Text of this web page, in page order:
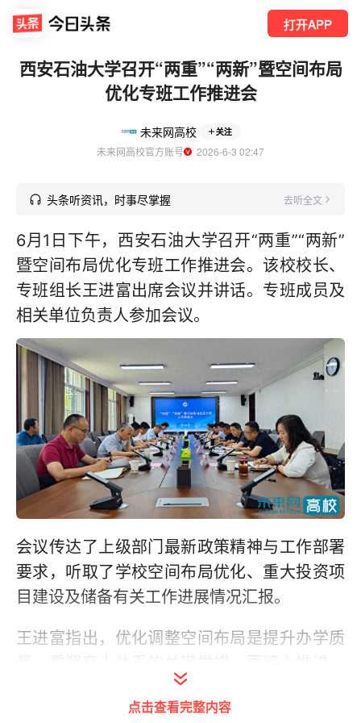
打开APP
西安石油大学召开“两重”“两新”暨空间布局
优化专班工作推进会
未来网高校 关注
未来网高校官方账号
  2026-6-3 02:47
头条听资讯，时事尽掌握 去听全文
6月1日下午，西安石油大学召开“两重”“两新”
暨空间布局优化专班工作推进会。该校校长、
专班组长王进富出席会议并讲话。专班成员及
相关单位负责人参加会议。
会议传达了上级部门最新政策精神与工作部署
要求，听取了学校空间布局优化、重大投资项
目建设及储备有关工作进展情况汇报。
王进富指出，优化调整空间布局是提升办学质
强化条件保障与宣传引导，提升师生满意度；
要精细推进，完善搬迁方案与工作流程；要精
点击查看完整内容